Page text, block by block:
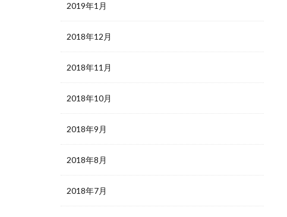
2019年1月
2018年12月
2018年11月
2018年10月
2018年9月
2018年8月
2018年7月